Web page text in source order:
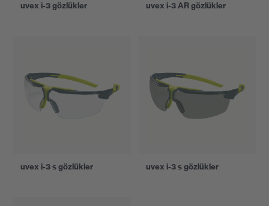
uvex i-3 gözlükler uvex i-3 AR gözlükler
uvex i-3 s gözlükler uvex i-3 s gözlükler